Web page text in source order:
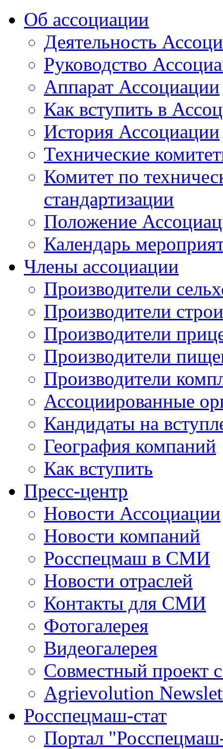
Об ассоциации
Деятельность
Руководство
Аппарат Ассоциации
Как вступить в
История Ассоциации
Технические
Комитет по
стандартизации
Положение
Календарь
Члены ассоциации
Производители
Производители
Производители
Производители
Производители
Ассоциированные
Кандидаты на
География компаний
Как вступить
Пресс-центр
Новости Ассоциации
Новости компаний
Росспецмаш в СМИ
Новости отраслей
Контакты для СМИ
Фотогалерея
Видеогалерея
Совместный проект
Agrievolution
Росспецмаш-стат
Портал